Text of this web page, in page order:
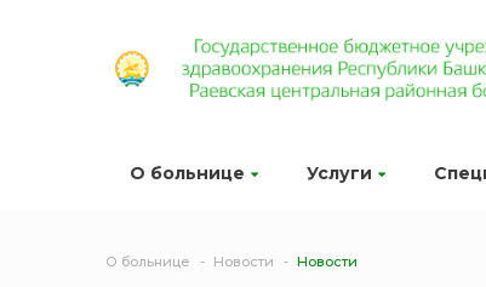
О больнице Услуги
О больнице Новости Новости